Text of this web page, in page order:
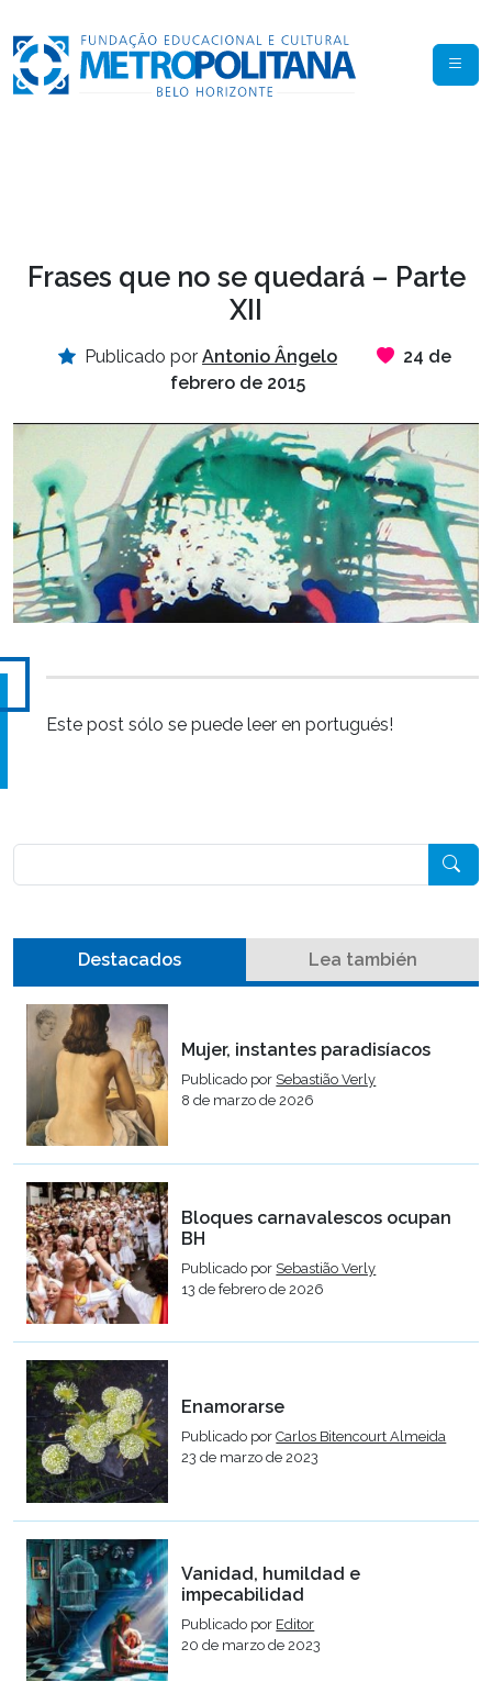
Frases que no se quedará – Parte
XII
Publicado por Antonio Ângelo
24 de
febrero de 2015
Este post sólo se puede leer en portugués!
Destacados Lea también
Mujer, instantes paradisíacos
Publicado por Sebastião Verly
8 de marzo de 2026
Bloques carnavalescos ocupan
BH
Publicado por Sebastião Verly
13 de febrero de 2026
Enamorarse
Publicado porCarlos Bitencourt Almeida
23 de marzo de 2023
Vanidad, humildad e
impecabilidad
Publicado por Editor
20 de marzo de 2023